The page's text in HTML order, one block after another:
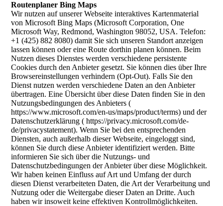
Routenplaner Bing Maps
Wir nutzen auf unserer Webseite interaktives Kartenmaterial
von Microsoft Bing Maps (Microsoft Corporation, One
Microsoft Way, Redmond, Washington 98052, USA. Telefon:
+1 (425) 882 8080) damit Sie sich unseren Standort anzeigen
lassen können oder eine Route dorthin planen können. Beim
Nutzen dieses Dienstes werden verschiedene persistente
Cookies durch den Anbieter gesetzt. Sie können dies über Ihre
Browsereinstellungen verhindern (Opt-Out). Falls Sie den
Dienst nutzen werden verschiedene Daten an den Anbieter
übertragen. Eine Übersicht über diese Daten finden Sie in den
Nutzungsbedingungen des Anbieters (
https://www.microsoft.com/en-us/maps/product/terms) und der
Datenschutzerklärung ( https://privacy.microsoft.com/de-
de/privacystatement). Wenn Sie bei den entsprechenden
Diensten, auch außerhalb dieser Webseite, eingeloggt sind,
können Sie durch diese Anbieter identifiziert werden. Bitte
informieren Sie sich über die Nutzungs- und
Datenschutzbedingungen der Anbieter über diese Möglichkeit.
Wir haben keinen Einfluss auf Art und Umfang der durch
diesen Dienst verarbeiteten Daten, die Art der Verarbeitung und
Nutzung oder die Weitergabe dieser Daten an Dritte. Auch
haben wir insoweit keine effektiven Kontrollmöglichkeiten.